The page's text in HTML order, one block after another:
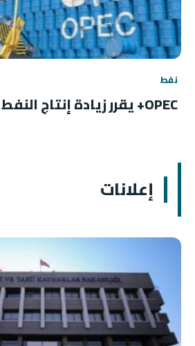
نفط
OPEC+ يقرر زيادة إنتاج النفط
إعلانات